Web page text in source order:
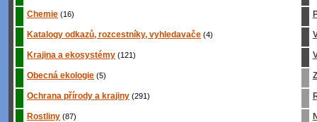
Chemie (16)
Katalogy odkazů, rozcestníky, vyhledavače (4)
Krajina a ekosystémy (121)
Obecná ekologie (5)
Ochrana přírody a krajiny (291)
Rostliny (87)